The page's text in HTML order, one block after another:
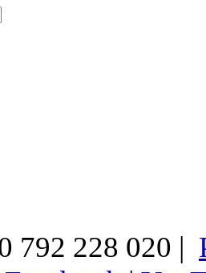
792 228 020 |